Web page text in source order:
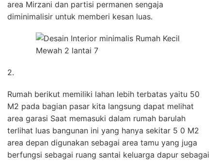
area Mirzani dan partisi permanen sengaja
diminimalisir untuk memberi kesan luas.
2.
Rumah berikut memiliki lahan lebih terbatas yaitu 50
M2 pada bagian pasar kita langsung dapat melihat
area garasi Saat memasuki dalam rumah barulah
terlihat luas bangunan ini yang hanya sekitar 5 0 M2
area depan digunakan sebagai area tamu yang juga
berfungsi sebagai ruang santai keluarga dapur sebagai